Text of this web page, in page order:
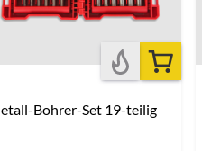
Bohrer-Set 19-teilig